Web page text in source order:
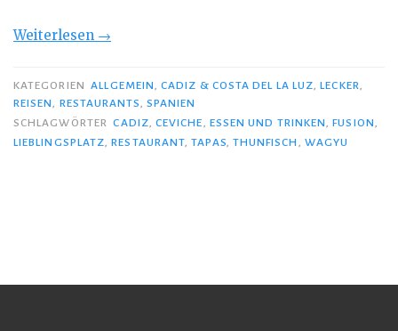
Weiterlesen „Tapas
la
Candela“
→
KATEGORIEN ALLGEMEIN,CADIZ & COSTA DEL LA LUZ,LECKER,
REISEN, RESTAURANTS, SPANIEN
SCHLAGWÖRTER CADIZ, CEVICHE, ESSEN UND TRINKEN,FUSION,
LIEBLINGSPLATZ,RESTAURANT,TAPAS, THUNFISCH , WAGYU